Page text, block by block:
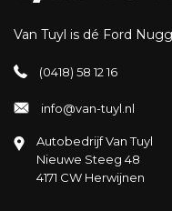
Van Tuyl is dé Ford
(0418) 58 12 16
info@van-tuyl.nl
Autobedrijf Van Tuyl
Nieuwe Steeg 48
4171 CW Herwijnen